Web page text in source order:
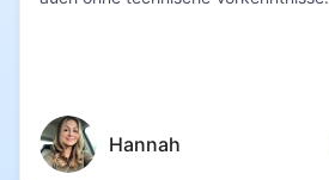
Hannah